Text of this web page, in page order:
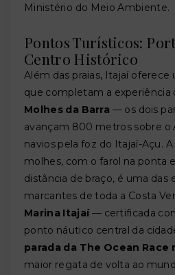
Ministério do Meio Ambiente.
Pontos Turísticos:
Centro Histórico
Além das praias, Itajaí
que completam a experiência
Molhes da Barra — os dois
avançam 800 metros sobre o
navios pela foz do Itajaí-Açu.
molhes, com o farol na ponta
distância de braço, é uma das
marcantes de toda a Costa
Marina Itajaí— certificada
ponto náutico central da
parada da The Ocean Race
maior regata de volta ao